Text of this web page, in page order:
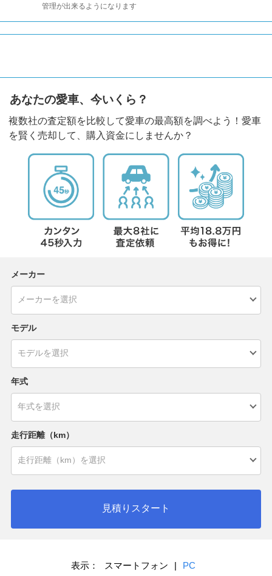
管理が出来るようになります
あなたの愛車、今いくら？
複数社の査定額を比較して愛車の最高額を調べよう！愛車
を賢く売却して、購入資金にしませんか？
メーカー
モデル
年式
走行距離（km）
見積りスタート
表示： スマートフォン | PC